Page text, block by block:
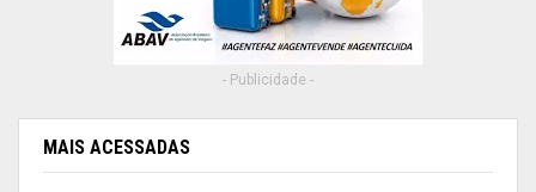
- Publicidade -
MAIS ACESSADAS